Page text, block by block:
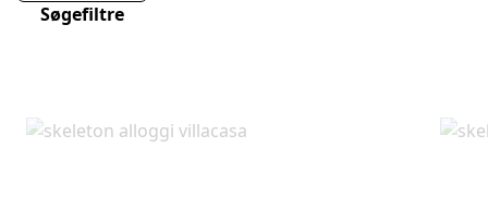
Søgefiltre